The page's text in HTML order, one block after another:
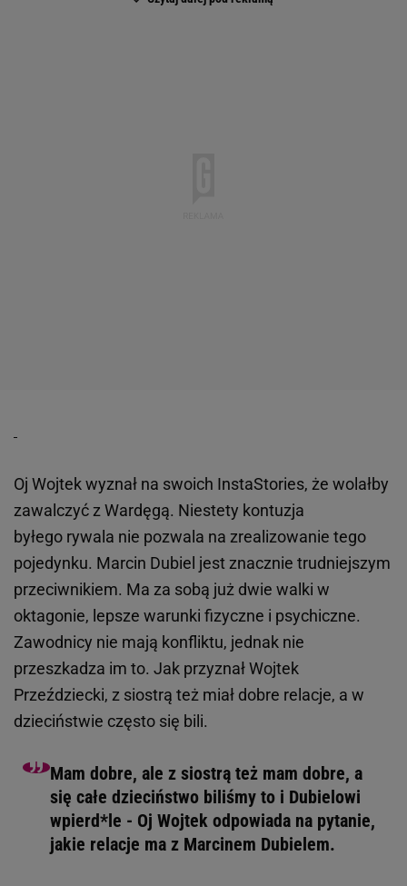
Oj Wojtek wyznał na swoich InstaStories, że wolałby
zawalczyć z Wardęgą. Niestety kontuzja
byłego rywala nie pozwala na zrealizowanie tego
pojedynku. Marcin Dubiel jest znacznie trudniejszym
przeciwnikiem. Ma za sobą już dwie walki w
oktagonie, lepsze warunki fizyczne i psychiczne.
Zawodnicy nie mają konfliktu, jednak nie
przeszkadza im to. Jak przyznał Wojtek
Przeździecki, z siostrą też miał dobre relacje, a w
dzieciństwie często się bili.
Mam dobre, ale z siostrą też mam dobre, a
się całe dzieciństwo biliśmy to i Dubielowi
wpierd*le - Oj Wojtek odpowiada na pytanie,
jakie relacje ma z Marcinem Dubielem.